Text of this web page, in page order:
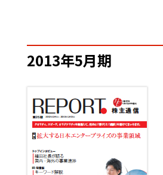
2013年5月期